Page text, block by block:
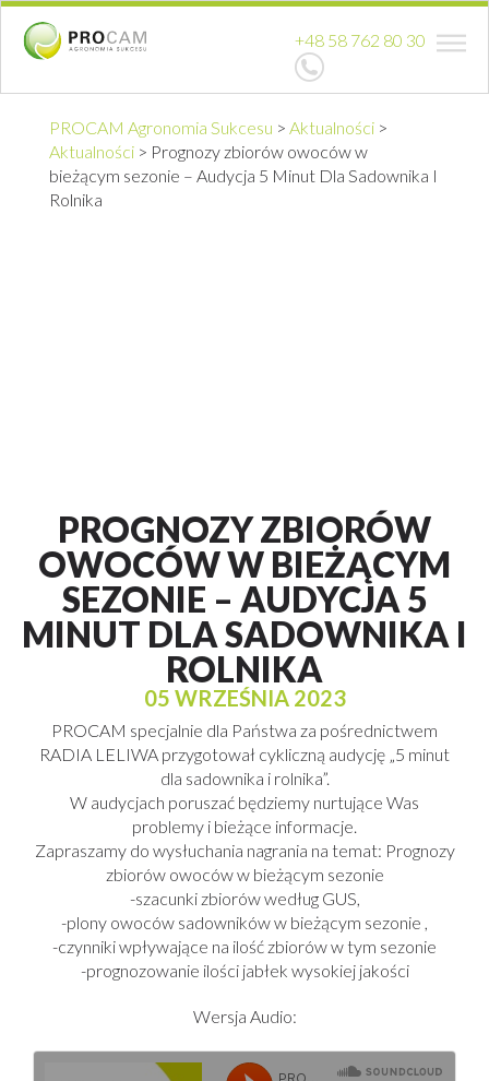
+48 58 762 80 30
PROCAM Agronomia Sukcesu > Aktualności >
Aktualności > Prognozy zbiorów owoców w
bieżącym sezonie – Audycja 5 Minut Dla Sadownika I
Rolnika
PROGNOZY ZBIORÓW
OWOCÓW W BIEŻĄCYM
SEZONIE – AUDYCJA 5
MINUT DLA SADOWNIKA I
ROLNIKA
05 WRZEŚNIA 2023
PROCAM specjalnie dla Państwa za pośrednictwem
RADIA LELIWA przygotował cykliczną audycję „5 minut
dla sadownika i rolnika”.
W audycjach poruszać będziemy nurtujące Was
problemy i bieżące informacje.
Zapraszamy do wysłuchania nagrania na temat: Prognozy
zbiorów owoców w bieżącym sezonie
-szacunki zbiorów według GUS,
-plony owoców sadowników w bieżącym sezonie ,
-czynniki wpływające na ilość zbiorów w tym sezonie
-prognozowanie ilości jabłek wysokiej jakości
Wersja Audio: